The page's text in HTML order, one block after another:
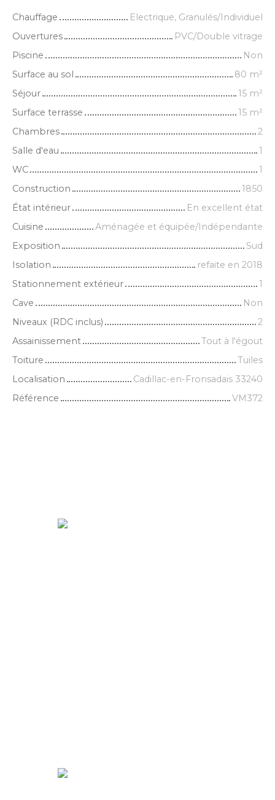
Chauffage
Electrique, Granulés/Individuel
Ouvertures
PVC/Double vitrage
Piscine
Non
Surface au sol
80 m²
Séjour
15 m²
Surface terrasse
15 m²
Chambres
2
Salle d'eau
1
WC
1
Construction
1850
État intérieur
En excellent état
Cuisine
Aménagée et équipée/Indépendante
Exposition
Sud
Isolation
refaite en 2018
Stationnement extérieur
1
Cave
Non
Niveaux (RDC inclus)
2
Assainissement
Tout à l'égout
Toiture
Tuiles
Localisation
Cadillac-en-Fronsadais 33240
Référence
VM372